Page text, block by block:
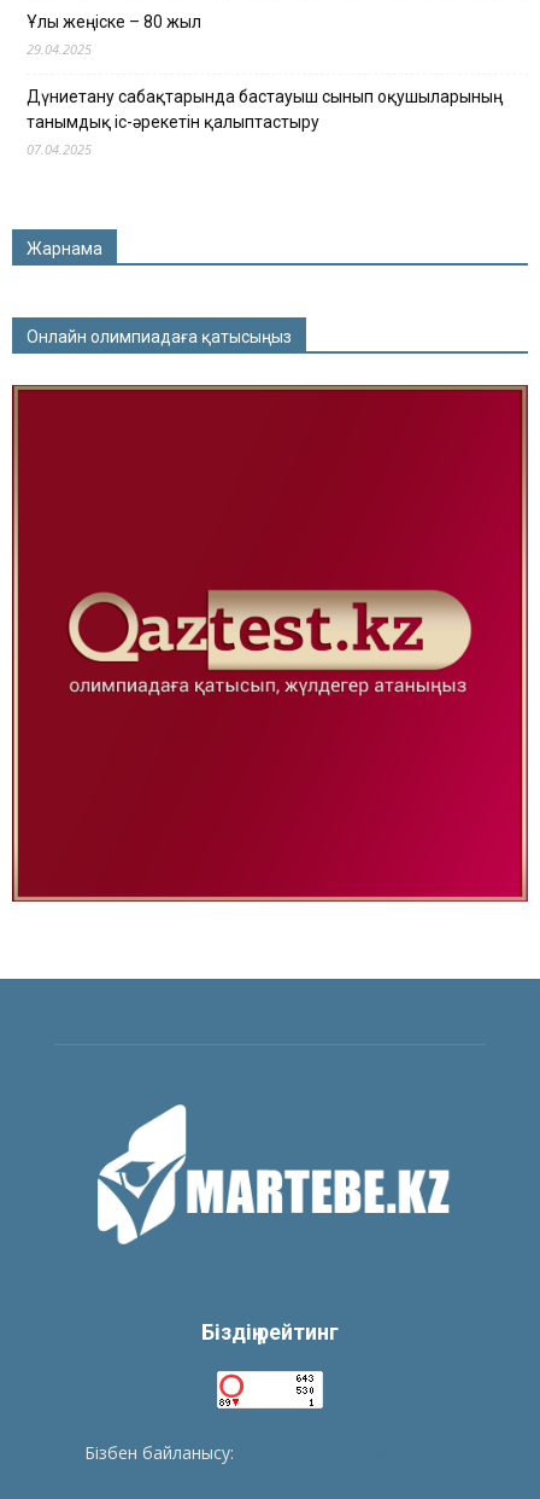
Ұлы жеңіске – 80 жыл
29.04.2025
Дүниетану сабақтарында бастауыш сынып оқушыларының
танымдық іс-әрекетін қалыптастыру
07.04.2025
Жарнама
Онлайн олимпиадаға қатысыңыз
Біздің рейтинг
Бізбен байланысу: